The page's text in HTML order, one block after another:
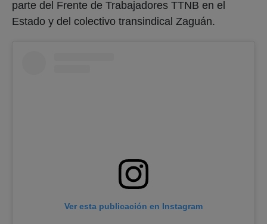
parte del Frente de Trabajadores TTNB en el
Estado y del colectivo transindical Zaguán.
Ver esta publicación en Instagram